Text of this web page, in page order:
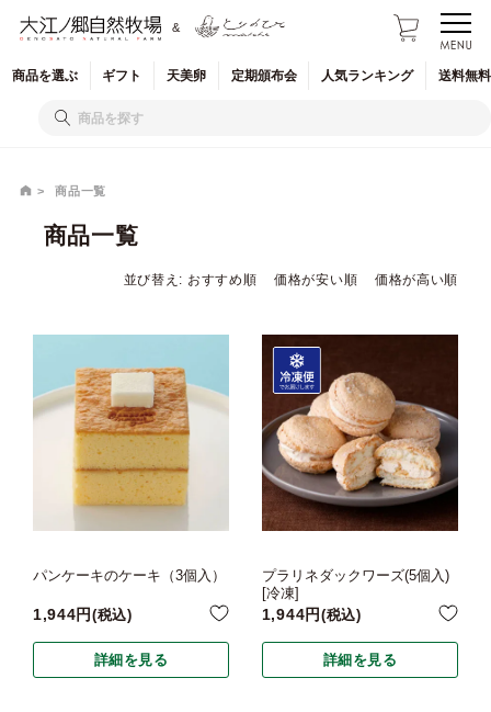
&
商品を選ぶ ギフト 天美卵 定期頒布会 人気ランキング 送料無
商品一覧
商品一覧
並び替え おすすめ順 価格が安い順 価格が高い順
パンケーキのケーキ（3個入）
1,944 税込
詳細を見る
プラリネダックワーズ(5個入)
[冷凍]
1,944 税込
詳細を見る